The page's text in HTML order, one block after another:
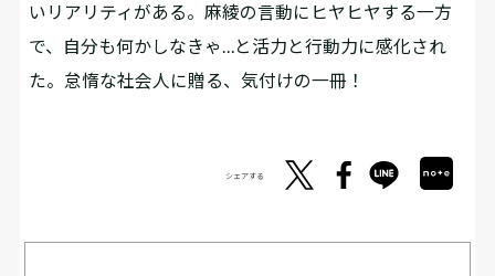
いリアリティがある。麻綾の言動にヒヤヒヤする一方
で、自分も何かしなきゃ…と活力と行動力に感化され
た。怠惰な社会人に贈る、気付けの一冊！
シェアする